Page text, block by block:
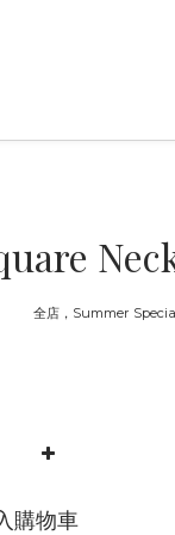
全店，Summer
購物車